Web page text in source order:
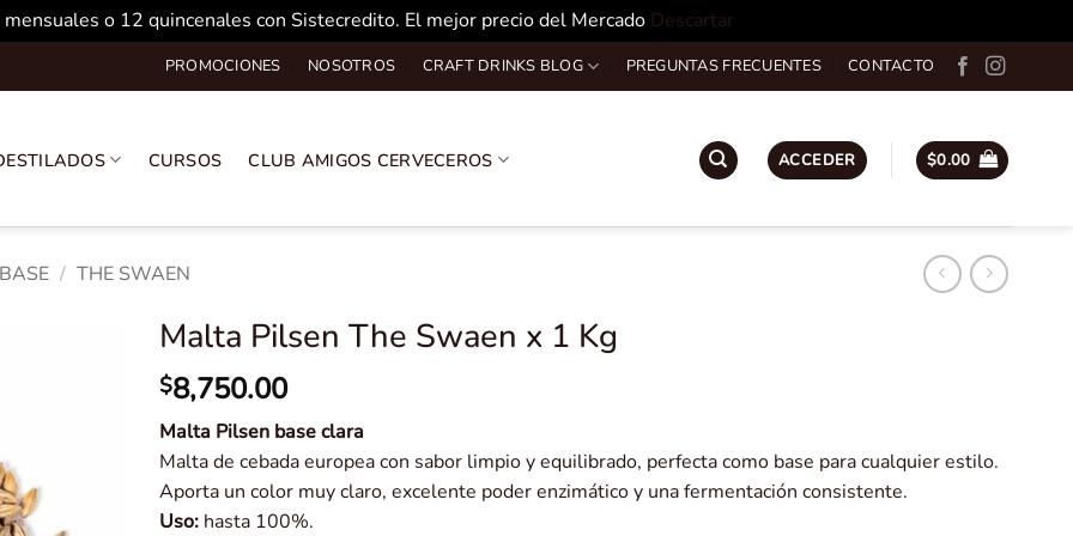
mensuales o 12 quincenales con Sistecredito. El mejor precio del Mercado Descartar
PROMOCIONES NOSOTROS CRAFT DRINKS BLOG PREGUNTAS FRECUENTES CONTACTO
CURSOS CLUB AMIGOS CERVECEROS ACCEDER $0.00
/ THE SWAEN
Malta Pilsen The Swaen x 1 Kg
$8,750.00
Malta Pilsen base clara
Malta de cebada europea con sabor limpio y equilibrado, perfecta como base para cualquier estilo.
Aporta un color muy claro, excelente poder enzimático y una fermentación consistente.
Uso: hasta 100%.